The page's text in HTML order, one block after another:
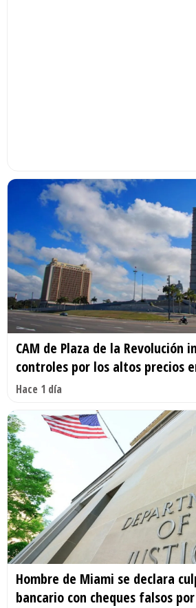
CAM de Plaza de la Revolución
controles por los altos precios
Hace 1 día
Hombre de Miami se declara
bancario con cheques falsos